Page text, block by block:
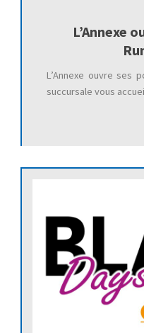
L’Annexe
L’Annexe ouvre ses
succursale vous